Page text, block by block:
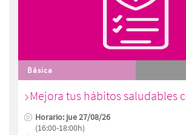
Básica
Mejora tus hábitos saludables
Horario: jue 27/08/26
(16:00-18:00h)